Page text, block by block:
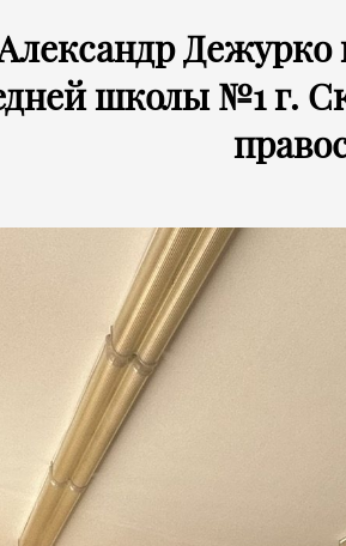
Дежурко
школы №1 г.